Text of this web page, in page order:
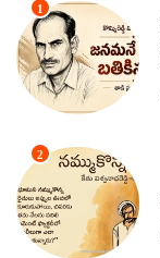
1
2